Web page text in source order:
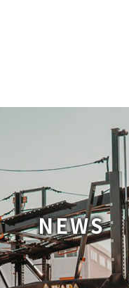
NEWS